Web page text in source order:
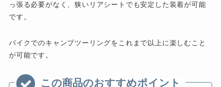
っ張る必要がなく、狭いリアシートでも安定した装着が可能
です。
バイクでのキャンプツーリングをこれまで以上に楽しむこと
が可能です。